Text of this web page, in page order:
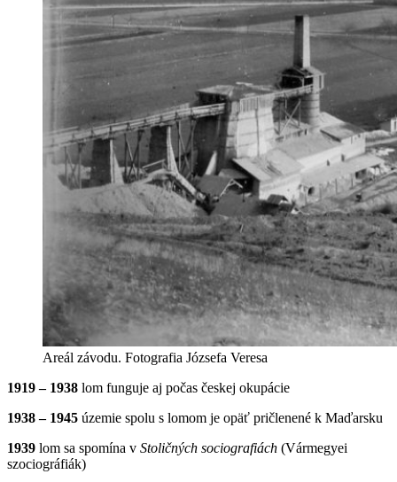
Areál závodu. Fotografia Józsefa Veresa
1919 – 1938 lom funguje aj počas českej okupácie
1938 – 1945 územie spolu s lomom je opäť pričlenené k Maďarsku
1939 lom sa spomína v Stoličných sociografiách (Vármegyei
szociográfiák)